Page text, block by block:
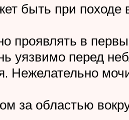
быть при походе
проявлять в
уязвимо перед
Нежелательно
за областью